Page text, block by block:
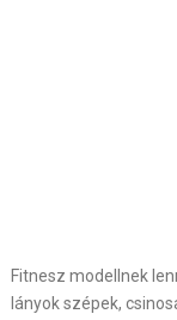
Fitnesz modellnek
lányok szépek,